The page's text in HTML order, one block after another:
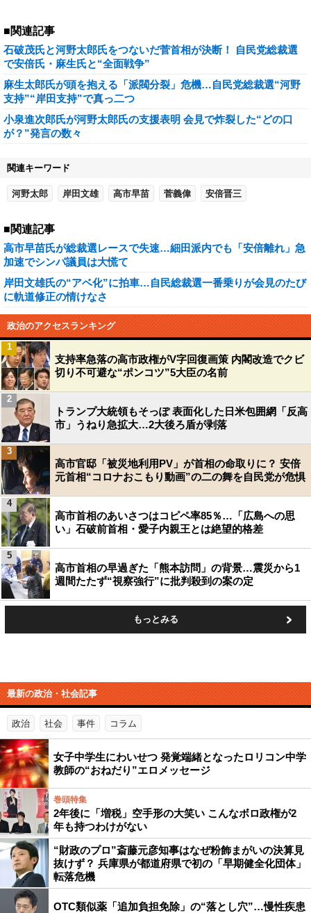
■関連記事
石破茂氏と河野太郎氏をつないだ菅首相が決断！ 自民党総裁選
で安倍氏・麻生氏と“全面戦争”
麻生太郎氏が頭を抱える「派閥分裂」危機…自民党総裁選“河野
支持”“岸田支持”で真っ二つ
小泉進次郎氏が河野太郎氏の支援表明 会見で炸裂した“どの口
が？”発言の数々
関連キーワード
河野太郎 岸田文雄 高市早苗 菅義偉 安倍晋三
■関連記事
高市早苗氏が総裁選レースで失速…細田派内でも「安倍離れ」急
加速でシンパ議員は大慌て
岸田文雄氏の“アベ化”に拍車…自民総裁選一番乗りが会見のたび
に軌道修正の情けなさ
政治のアクセスランキング
支持率急落の高市政権がV字回復画策 内閣改造でクビ
切り不可避な“ポンコツ”5大臣の名前
1
トランプ大統領もそっぽ 表面化した日米包囲網「反高
市」うねり急拡大…2大後ろ盾が剥落
2
高市官邸「被災地利用PV」が首相の命取りに？ 安倍
元首相“コロナおこもり動画”の二の舞を自民党が危惧
3
高市首相のあいさつはコピペ率85％…「広島への思
い」石破前首相・愛子内親王とは絶望的格差
4
高市首相の早過ぎた「熊本訪問」の背景…震災から1
週間たたず“視察強行”に批判殺到の案の定
5
もっとみる
最新の政治・社会記事
政治 社会 事件 コラム
女子中学生にわいせつ 発覚端緒となったロリコン中学
教師の“おねだり”エロメッセージ
巻頭特集
2年後に「増税」空手形の大笑い こんなボロ政権が2
年も持つわけがない
“財政のプロ”斎藤元彦知事はなぜ粉飾まがいの決算見
抜けず？ 兵庫県が都道府県で初の「早期健全化団体」
転落危機
OTC類似薬「追加負担免除」の“落とし穴”…慢性疾患